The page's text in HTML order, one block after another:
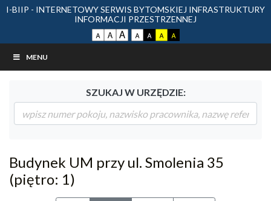
I-BIIP - INTERNETOWY SERWIS BYTOMSKIEJ INFRASTRUKTURY
INFORMACJI PRZESTRZENNEJ
MENU
SZUKAJ W URZĘDZIE:
Budynek UM przy ul. Smolenia 35
(piętro: 1)